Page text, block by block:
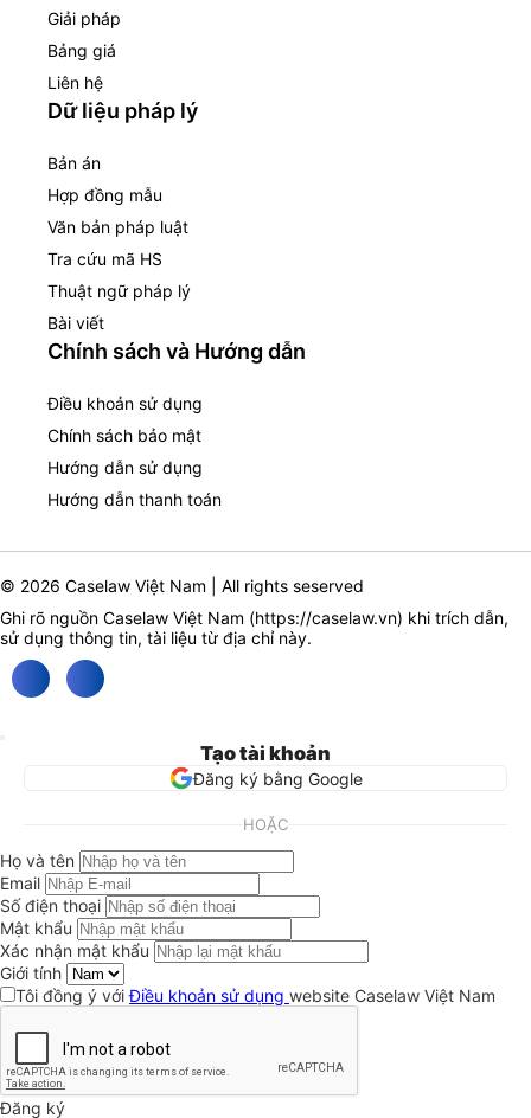
Giải pháp
Bảng giá
Liên hệ
Dữ liệu pháp lý
Bản án
Hợp đồng mẫu
Văn bản pháp luật
Tra cứu mã HS
Thuật ngữ pháp lý
Bài viết
Chính sách và Hướng dẫn
Điều khoản sử dụng
Chính sách bảo mật
Hướng dẫn sử dụng
Hướng dẫn thanh toán
© 2026 Caselaw Việt Nam | All rights seserved
Ghi rõ nguồn Caselaw Việt Nam (https://caselaw.vn) khi trích dẫn,
sử dụng thông tin, tài liệu từ địa chỉ này.
Tạo tài khoản
Đăng ký bằng Google
HOẶC
Họ và tên
Email
Số điện thoại
Mật khẩu
Xác nhận mật khẩu
Giới tính
Tôi đồng ý vớiĐiều khoản sử dụng website Caselaw Việt Nam
Đăng ký